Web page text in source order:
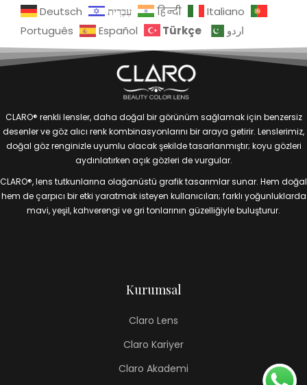
Deutsch
עִבְרִית हिन्दी
Italiano
Português
Español Türkçe اردو
CLARO® renkli lensler, daha doğal bir görünüm sağlamak için benzersiz
desenler ve göz alıcı renk kombinasyonlarını bir araya getirir. Lenslerimiz,
doğal göz renginizle uyumlu olacak şekilde tasarlanmıştır; koyu gözleri
aydınlatırken açık gözleri de vurgular.
CLARO®, lens tutkunlarına olağanüstü grafik tasarımlar sunar. Hem doğal
hem de çarpıcı bir etki yaratmak isteyen kullanıcıları; farklı yoğunluklarda
mavi, yeşil, kahverengi ve gri tonlarının güzelliğiyle buluşturur.
Kurumsal
Claro Lens
Claro Kariyer
Claro Akademi